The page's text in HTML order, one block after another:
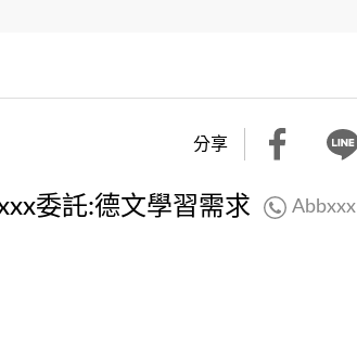
分享
委託:德文學習需求 Abbxxx